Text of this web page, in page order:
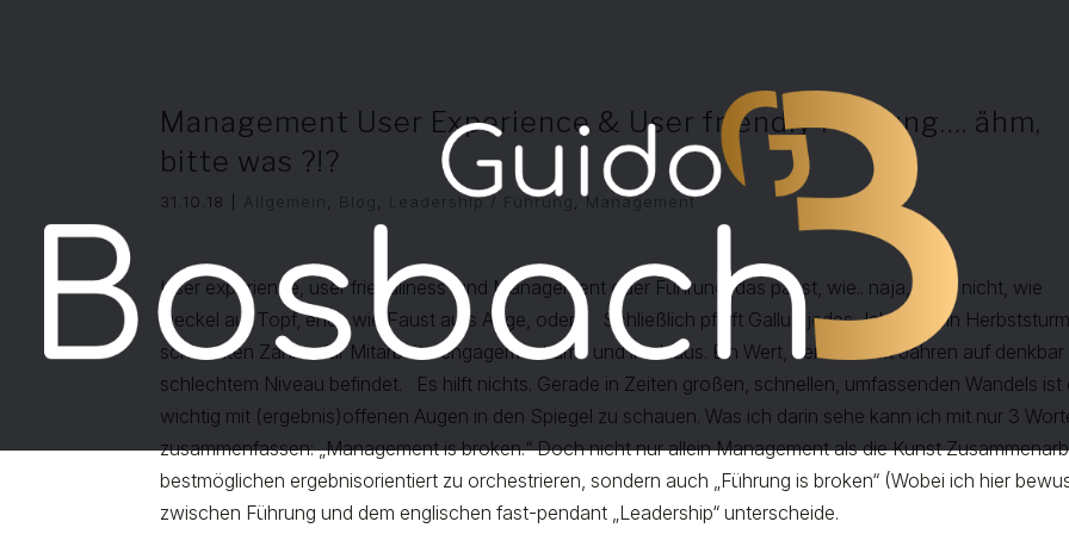
Management User Experience & User friendly Führung…. ähm,
bitte was ?!?
31.10.18 Allgemein Blog Leadership / Führung ,Management
User experience, user friendliness und Management oder Führung, das passt, wie.. naja, wohl nicht, wie
Deckel auf Topf, eher, wie Faust aufs Auge, oder?! Schließlich pfeift Gallup jedes Jahr wie ein
schlechten Zahlen für Mitarbeiterengagement ums und ins Haus. Ein Wert, der sich seit Jahren auf denkbar
schlechtem Niveau befindet. Es hilft nichts. Gerade in Zeiten großen, schnellen, umfassenden Wandels ist
wichtig mit (ergebnis)offenen Augen in den Spiegel zu schauen. Was ich darin sehe kann ich mit nur 3
zusammenfassen: „Management is broken.“ Doch nicht nur allein Management als die Kunst
bestmöglichen ergebnisorientiert zu orchestrieren, sondern auch „Führung is broken“ (Wobei ich hier
zwischen Führung und dem englischen fast-pendant „Leadership“ unterscheide.